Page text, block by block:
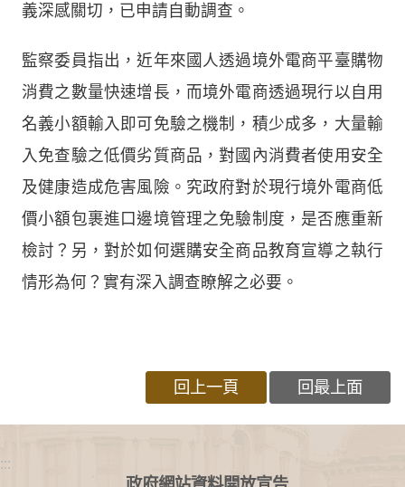
義深感關切，已申請自動調查。
監察委員指出，近年來國人透過境外電商平臺購物
消費之數量快速增長，而境外電商透過現行以自用
名義小額輸入即可免驗之機制，積少成多，大量輸
入免查驗之低價劣質商品，對國內消費者使用安全
及健康造成危害風險。究政府對於現行境外電商低
價小額包裹進口邊境管理之免驗制度，是否應重新
檢討？另，對於如何選購安全商品教育宣導之執行
情形為何？實有深入調查瞭解之必要。
回上一頁 回最上面
:::